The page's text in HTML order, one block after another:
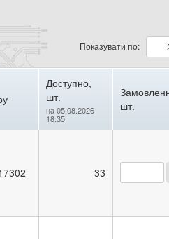
Показувати по:
Доступно,
шт.
на 05.08.2026
18:35
шт.
33